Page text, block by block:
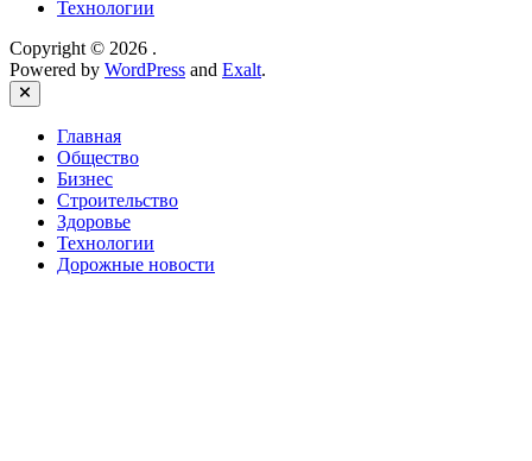
Технологии
Copyright © 2026 .
Powered by WordPress and Exalt.
Close
Главная
Общество
Бизнес
Строительство
Здоровье
Технологии
Дорожные новости